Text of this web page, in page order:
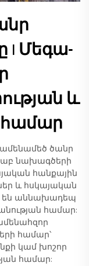
| Մեգա-
և
համար
ծանր
նախագծերի
հանքային
և հսկայական
են աննախադեպ
համար:
համար՝
կամ խոշոր
համար: